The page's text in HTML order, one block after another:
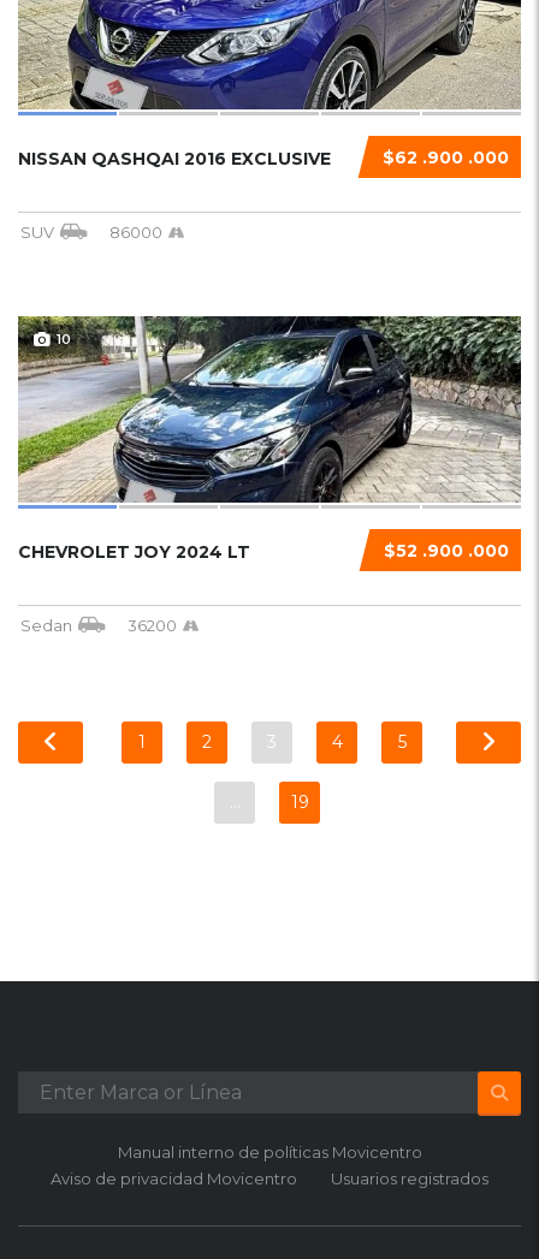
$62 .900 .000
NISSAN QASHQAI 2016 EXCLUSIVE
SUV 86000
10
$52 .900 .000
CHEVROLET JOY 2024 LT
Sedan 36200
1 2 3 4 5
… 19
Manual interno de políticas Movicentro
Aviso de privacidad Movicentro
Usuarios registrados